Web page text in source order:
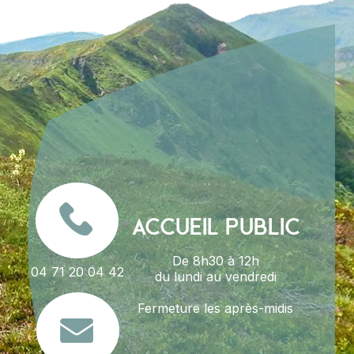
04 71 20 04 42
ACCUEIL PUBLIC
De 8h30 à 12h
du lundi au vendredi
Fermeture les après-midis